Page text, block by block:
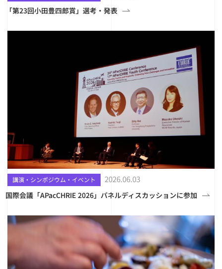
「第23回小田豊四郎賞」選考・発表
講演・シンポジウム・イベント 2026.06.03
国際会議「APacCHRIE 2026」パネルディスカッションに参加